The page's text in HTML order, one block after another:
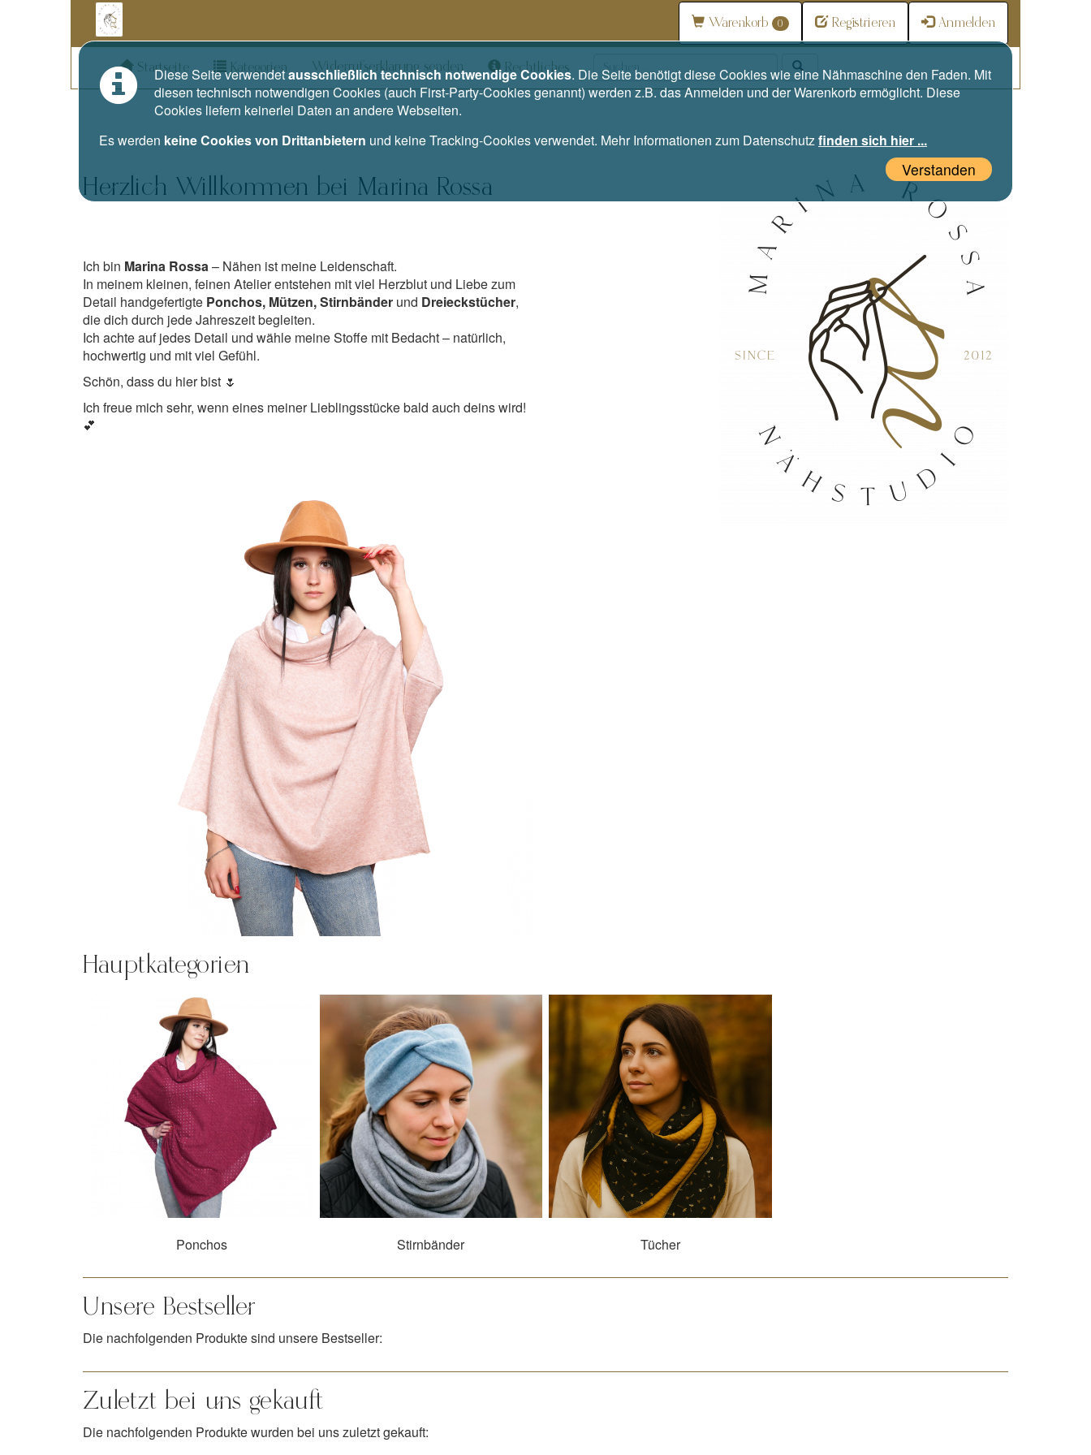
Warenkorb 0 Registrieren Anmelden
Startseite Kategorien Widerrufserklärung senden Rechtliches
Herzlich Willkommen bei Marina Rossa
Ich bin Marina Rossa– Nähen ist meine Leidenschaft.
In meinem kleinen, feinen Atelier entstehen mit viel Herzblut und Liebe zum
Detail handgefertigte Ponchos, Mützen, Stirnbänder und Dreieckstücher,
die dich durch jede Jahreszeit begleiten.
Ich achte auf jedes Detail und wähle meine Stoffe mit Bedacht – natürlich,
hochwertig und mit viel Gefühl.
Schön, dass du hier bist 🌷
Ich freue mich sehr, wenn eines meiner Lieblingsstücke bald auch deins wird!
💕
Hauptkategorien
Ponchos Stirnbänder Tücher
Unsere Bestseller
Die nachfolgenden Produkte sind unsere Bestseller:
Zuletzt bei uns gekauft
Die nachfolgenden Produkte wurden bei uns zuletzt gekauft:
Diese Seite verwendetausschließlich technisch notwendige Cookies. Die Seite benötigt diese Cookies wie eine Nähmaschine den Faden. Mit
diesen technisch notwendigen Cookies (auch First-Party-Cookies genannt) werden z.B. das Anmelden und der Warenkorb ermöglicht. Diese
Cookies liefern keinerlei Daten an andere Webseiten.
Es werden keine Cookies von Drittanbietern und keine Tracking-Cookies verwendet. Mehr Informationen zum Datenschutzfinden sich hier ...
Verstanden